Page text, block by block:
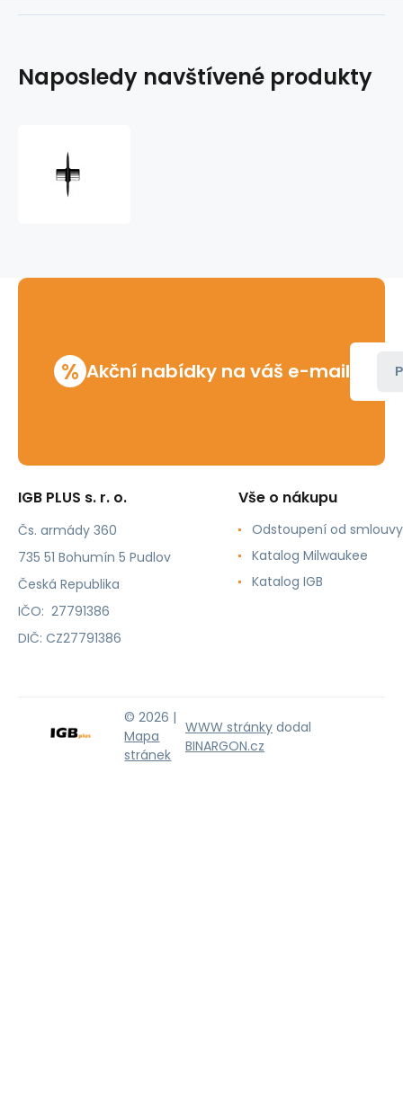
Naposledy navštívené produkty
% Akční nabídky na váš e-mail
IGB PLUS s. r. o.
Čs. armády 360
735 51 Bohumín 5 Pudlov
Česká Republika
IČO: 27791386
DIČ: CZ27791386
Vše o nákupu
Odstoupení od smlouvy
Katalog Milwaukee
Katalog IGB
© 2026 |
Mapa
stránek
WWW stránky dodal
BINARGON.cz